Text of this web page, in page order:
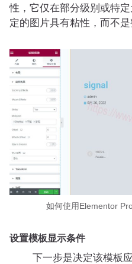
性，它仅在部分级别或特
定的图片具有粘性，而不是
如何使用Elementor
设置模板显示条件
下一步是决定该模板应